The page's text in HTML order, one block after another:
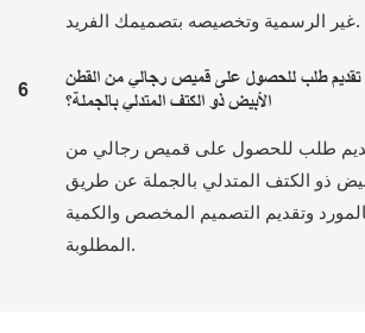
غير الرسمية وتخصيصه بتصميمك الفريد.
6
تقديم طلب للحصول على قميص رجالي من القطن
الأبيض ذو الكتف المتدلي بالجملة؟
طلب للحصول على قميص رجالي من
ذو الكتف المتدلي بالجملة عن طريق
وتقديم التصميم المخصص والكمية
المطلوبة.